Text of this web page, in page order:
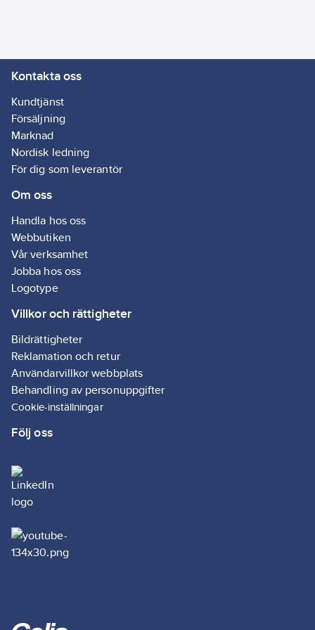
Artikelnr: 5720050811
Ean
artikelnr:
7612895943152
Ägarens
artikelnr:
Materialklass GI53
Kontakta oss
Kundtjänst
Försäljning
Marknad
Nordisk ledning
För dig som leverantör
Om oss
Handla hos oss
Webbutiken
Vår verksamhet
Jobba hos oss
Logotype
Villkor och rättigheter
Bildrättigheter
Reklamation och retur
Användarvillkor webbplats
Behandling av personuppgifter
Cookie-inställningar
Följ oss